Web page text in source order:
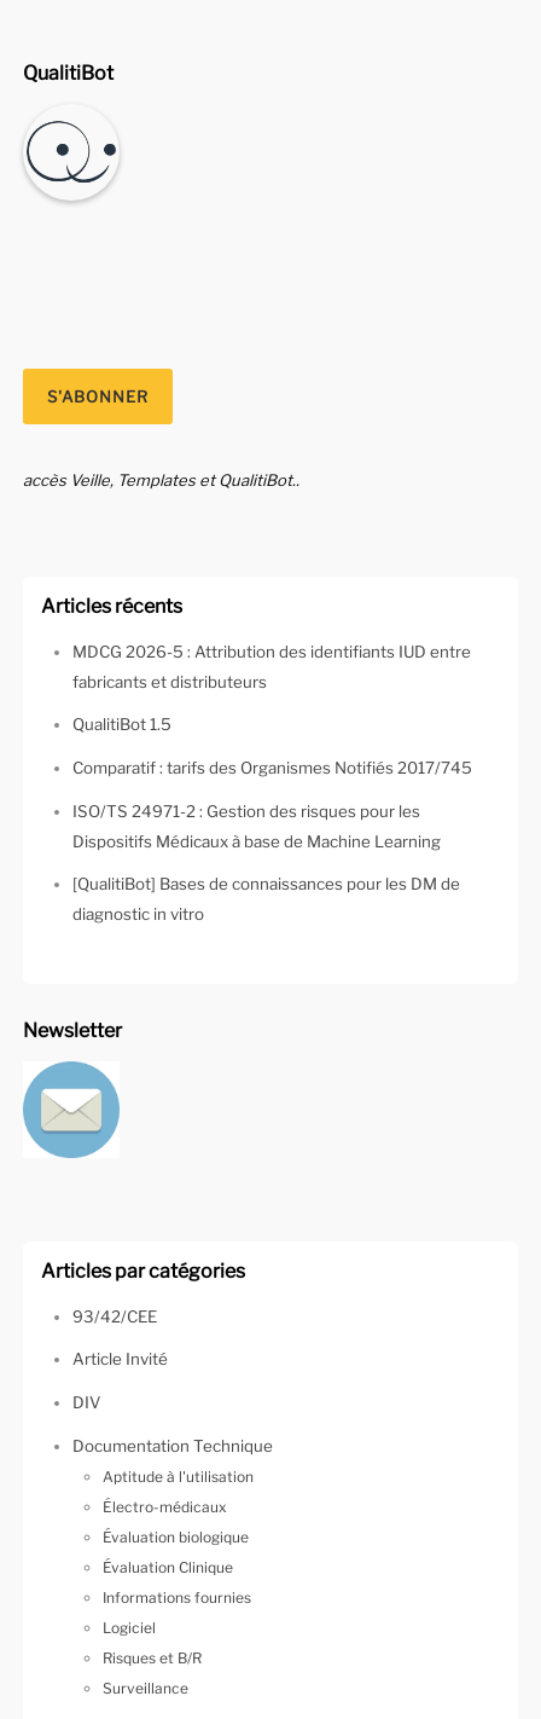
QualitiBot
accès Veille, Templates et QualitiBot..
Articles récents
MDCG 2026-5 : Attribution des identifiants IUD entre
fabricants et distributeurs
QualitiBot 1.5
Comparatif : tarifs des Organismes Notifiés 2017/745
ISO/TS 24971-2 : Gestion des risques pour les
Dispositifs Médicaux à base de Machine Learning
[QualitiBot] Bases de connaissances pour les DM de
diagnostic in vitro
Newsletter
Articles par catégories
93/42/CEE
Article Invité
DIV
Documentation Technique
Aptitude à l'utilisation
Électro-médicaux
Évaluation biologique
Évaluation Clinique
Informations fournies
Logiciel
Risques et B/R
Surveillance